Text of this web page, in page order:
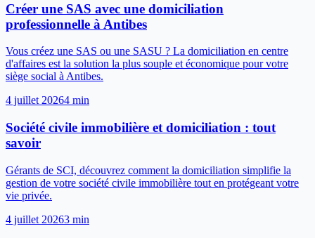
Créer une SAS avec une domiciliation
professionnelle à Antibes
Vous créez une SAS ou une SASU ? La domiciliation en centre
d'affaires est la solution la plus souple et économique pour votre
siège social à Antibes.
4 juillet 20264 min
Société civile immobilière et domiciliation : tout
savoir
Gérants de SCI, découvrez comment la domiciliation simplifie la
gestion de votre société civile immobilière tout en protégeant votre
vie privée.
4 juillet 20263 min